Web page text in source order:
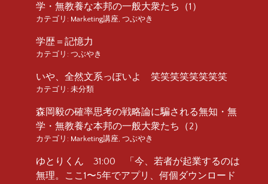
学・無教養な本邦の一般大衆たち（1）
カテゴリ: Marketing講座 つぶやき
学歴＝記憶力
カテゴリ: つぶやき
いや、全然文系っぽいよ 笑笑笑笑笑笑笑笑
カテゴリ: 未分類
森岡毅の確率思考の戦略論に騙される無知・無
学・無教養な本邦の一般大衆たち（2）
カテゴリ: Marketing講座 つぶやき
ゆとりくん 31:00 「今、若者が起業するのは
無理。ここ1〜5年でアプリ、何個ダウンロード